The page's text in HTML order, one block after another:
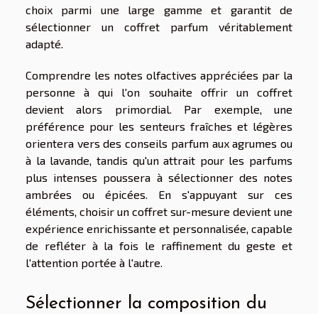
choix parmi une large gamme et garantit de
sélectionner un coffret parfum véritablement
adapté.
Comprendre les notes olfactives appréciées par la
personne à qui l'on souhaite offrir un coffret
devient alors primordial. Par exemple, une
préférence pour les senteurs fraîches et légères
orientera vers des conseils parfum aux agrumes ou
à la lavande, tandis qu'un attrait pour les parfums
plus intenses poussera à sélectionner des notes
ambrées ou épicées. En s'appuyant sur ces
éléments, choisir un coffret sur-mesure devient une
expérience enrichissante et personnalisée, capable
de refléter à la fois le raffinement du geste et
l'attention portée à l'autre.
Sélectionner la composition du